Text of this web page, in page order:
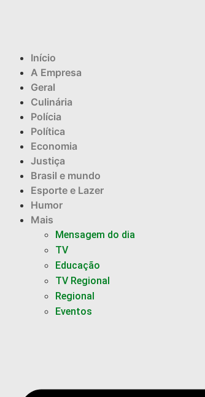
Início
A Empresa
Geral
Culinária
Polícia
Política
Economia
Justiça
Brasil e mundo
Esporte e Lazer
Humor
Mais
Mensagem do dia
TV
Educação
TV Regional
Regional
Eventos